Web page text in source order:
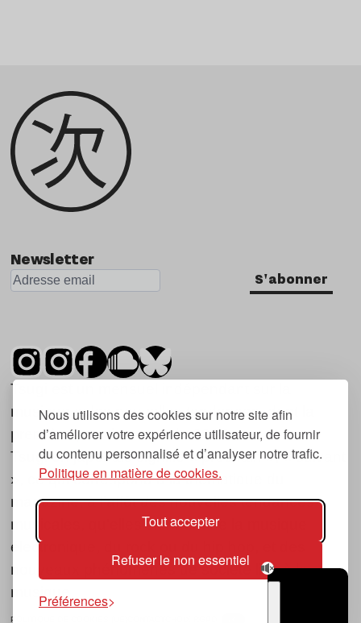
Nous utilisons des cookies sur notre site afin
d’améliorer votre expérience utilisateur, de fournir
du contenu personnalisé et d’analyser notre trafic.
Politique en matière de cookies.
Tout accepter
Refuser le non essentiel
Préférences
Newsletter
S'abonner
Tsugi est un mensuel indépendant sur la
musique et les nouvelles tendances, dont la
première parution date de 2007.
Tsugi en japonais signifie « prochain », « suivant
», ce qui correspond à la thématique du
magazine, à l’affût des nouvelles tendances
musicales, qu’elles viennent de la musique
électronique, du rock ou du hip hop, et des
nouveaux phénomènes de société liés à la
musique.
POLITIQUE DE COOKIES (UE)